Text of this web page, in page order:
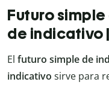
Futuro
de indicativo
El futuro simple de
indicativo sirve para